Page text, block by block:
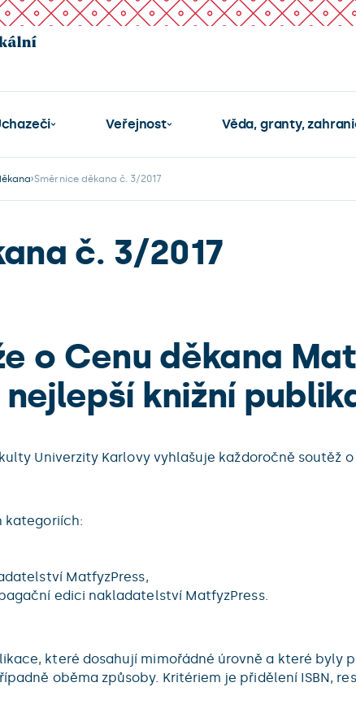
Veřejnost Věda, granty,
Směrnice děkana č. 3/2017
č. 3/2017
o Cenu děkana
knižní
Univerzity Karlovy vyhlašuje každoročně soutěž
kategoriích:
MatfyzPress,
edici nakladatelství MatfyzPress.
které dosahují mimořádné úrovně a které byly
oběma způsoby. Kritériem je přidělení ISBN,